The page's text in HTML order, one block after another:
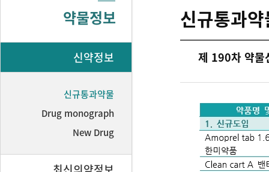
약물정보
신약정보
신규통과약물
Drug monograph
New Drug
신규통과
제 190차 약물